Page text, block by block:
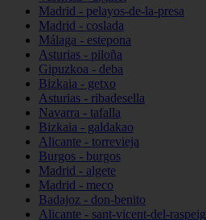
Madrid - pelayos-de-la-presa
Madrid - coslada
Málaga - estepona
Asturias - piloña
Gipuzkoa - deba
Bizkaia - getxo
Asturias - ribadesella
Navarra - tafalla
Bizkaia - galdakao
Alicante - torrevieja
Burgos - burgos
Madrid - algete
Madrid - meco
Badajoz - don-benito
Alicante - sant-vicent-del-raspeig